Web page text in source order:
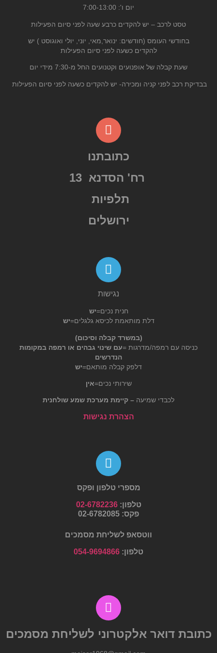
יום ו': 7:00-13:00
טסט לרכב – יש להקדים כרבע שעה לפני סיום הפעילות
בחודשי העומס (חודשים: ינואר,מאי, יוני, יולי ואוגוסט ) יש
להקדים כשעה לפני סיום הפעילות
שעת קבלה של אופנועים וקטנועים החל מ-7:30 מידי יום
בבדיקת רכב לפני קניה ומכירה- יש להקדים כשעה לפני סיום הפעילות
כתובתנו
רח' הסדנא 13
תלפיות
ירושלים
נגישות
חנית נכים=יש
דלת מותאמת לכיסא גלגלים=יש
(במשרד קבלה וסיכום)
כניסה עם רמפה/מדרגות =עם שינוי גבהים או רמפה במקומות
הנדרשים
דלפק קבלה מותאם=יש
שירותי נכים=אין
לכבדי שמיעה – קיימת מערכת שמע שולחנית
הצהרת נגישות
מספרי טלפון ופקס
טלפון:02-6782236
פקס: 02-6782085
ווטסאפ לשליחת מסמכים
טלפון: 054-9694866
כתובת דואר אלקטרוני לשליחת מסמכים